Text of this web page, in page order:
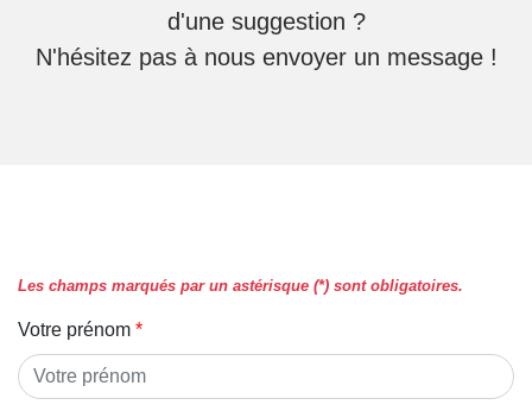
d'une suggestion ?
N'hésitez pas à nous envoyer un message !
Les champs marqués par un astérisque (*) sont obligatoires.
Votre prénom